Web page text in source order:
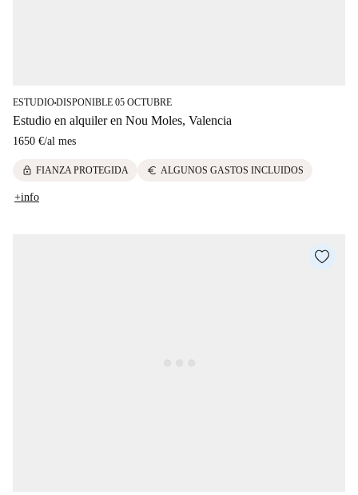
ESTUDIO■DISPONIBLE 05 OCTUBRE
Estudio en alquiler en Nou Moles, Valencia
1650 €/al mes
lock FIANZA PROTEGIDA euro ALGUNOS GASTOS INCLUIDOS
+info